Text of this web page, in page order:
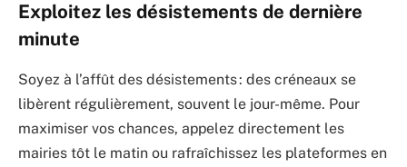
Exploitez les désistements de dernière
minute
Soyez à l’affût des désistements : des créneaux se
libèrent régulièrement, souvent le jour-même. Pour
maximiser vos chances, appelez directement les
mairies tôt le matin ou rafraîchissez les plateformes en